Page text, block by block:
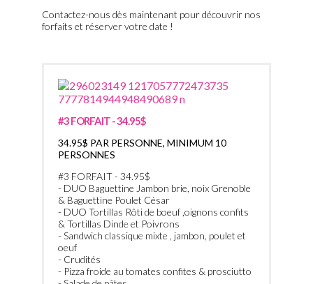
Contactez-nous dès maintenant pour découvrir nos
forfaits et réserver votre date !
#3 FORFAIT - 34.95$
34.95$ PAR PERSONNE, MINIMUM 10
PERSONNES
#3 FORFAIT - 34.95$
- DUO Baguettine Jambon brie, noix Grenoble
& Baguettine Poulet César
- DUO Tortillas Rôti de boeuf ,oignons confits
& Tortillas Dinde et Poivrons
- Sandwich classique mixte , jambon, poulet et
oeuf
- Crudités
- Pizza froide au tomates confites & prosciutto